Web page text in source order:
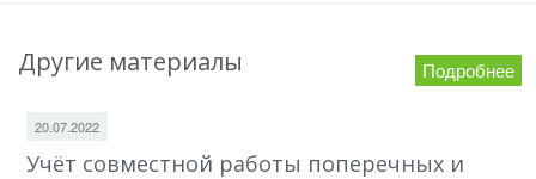
Другие материалы Подробнее
20.07.2022
Учёт совместной работы поперечных и